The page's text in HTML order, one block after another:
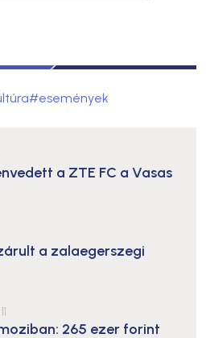
#események
a ZTE FC a Vasas
a zalaegerszegi
265 ezer forint